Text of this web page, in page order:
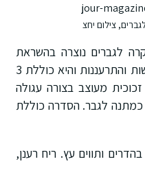
צילום יחצ
לגברים נוצרה בהשראת
ניחוחות מובילים מהעולם, התחדשות והתרעננות והיא כוללת 3
מעוצב בצורה עגולה
לגבר. הסדרה כוללת
ותווים עץ. ריח רענן,